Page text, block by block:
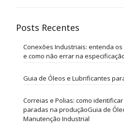
Posts Recentes
Conexões Industriais: entenda os
e como não errar na
Guia de Óleos e Lubrificantes
Correias e Polias: como
paradas na produçãoGuia de
Manutenção Industrial